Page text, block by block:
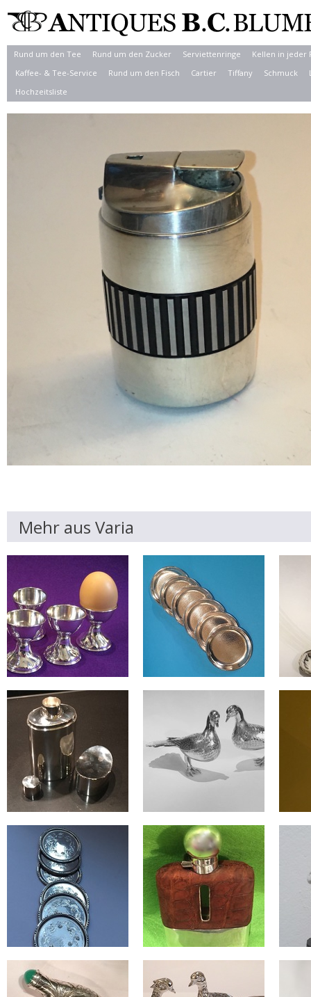
Rund um den Tee Rund um den Zucker Serviettenringe
Kellen in jeder
Kaffee- & Tee-Service
Rund um den Fisch Cartier Tiffany Schmuck
Hochzeitsliste
Mehr aus Varia